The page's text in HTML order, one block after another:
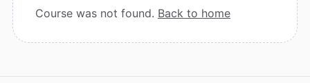
Course was not found. Back to home